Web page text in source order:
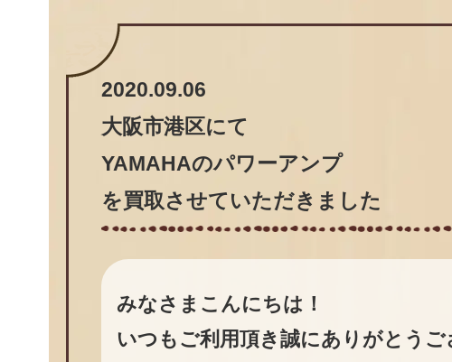
2020.09.06
大阪市港区にて
YAMAHAのパワーアンプ
を買取させていただきました
みなさまこんにちは！
いつもご利用頂き誠にありがとうご